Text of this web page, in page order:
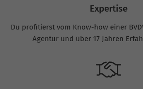
Expertise
Du profitierst vom Know-how einer
Agentur und über 17 Jahren